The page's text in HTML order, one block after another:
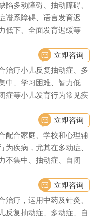
陷多动障碍、抽动障碍、
谱系障碍、语言发育迟
低下、全面发育迟缓等
治疗小儿反复抽动症、多
中、学习困难、智力低
症等小儿发育行为常见疾
治.
立即咨询
配合家庭、学校和心理辅
为疾病，尤其在多动症、
不集中、抽动症、自闭
、智力低下、精神发育迟
上疗效显著。
立即咨询
治疗，运用中药及针灸、
反复抽动症、多动症、自
立即咨询